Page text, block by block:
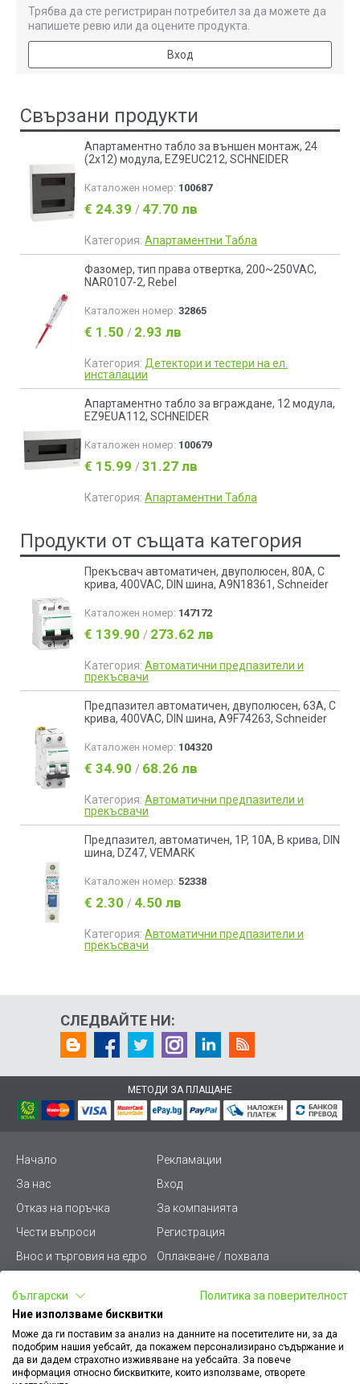
Трябва да сте регистриран потребител за да можете да
напишете ревю или да оцените продукта.
Вход
Свързани продукти
Апартаментно табло за външен монтаж, 24
(2x12) модула, EZ9EUC212, SCHNEIDER
Каталожен номер: 100687
€ 24.39 / 47.70 лв
Категория: Апартаментни Табла
Фазомер, тип права отвертка, 200~250VAC,
NAR0107-2, Rebel
Каталожен номер: 32865
€ 1.50 / 2.93 лв
Категория: Детектори и тестери на ел.
инсталации
Апартаментно табло за вграждане, 12 модула,
EZ9EUA112, SCHNEIDER
Каталожен номер: 100679
€ 15.99 / 31.27 лв
Категория: Апартаментни Табла
Продукти от същата категория
Прекъсвач автоматичен, двуполюсен, 80A, C
крива, 400VAC, DIN шина, A9N18361, Schneider
Каталожен номер: 147172
€ 139.90 / 273.62 лв
Категория: Автоматични предпазители и
прекъсвачи
Предпазител автоматичен, двуполюсен, 63A, C
крива, 400VAC, DIN шина, A9F74263, Schneider
Каталожен номер: 104320
€ 34.90 / 68.26 лв
Категория: Автоматични предпазители и
прекъсвачи
Предпазител, автоматичен, 1P, 10A, B крива, DIN
шина, DZ47, VEMARK
Каталожен номер: 52338
€ 2.30 / 4.50 лв
Категория: Автоматични предпазители и
прекъсвачи
СЛЕДВАЙТЕ НИ:
МЕТОДИ ЗА ПЛАЩАНЕ
Начало
Рекламации
За нас
Вход
Отказ на поръчка
За компанията
Чести въпроси
Регистрация
Внос и търговия на едро
Оплакване / похвала
Условия за ползване
Стани дистрибутор
Карта на сайта
Кариери
Как да намеря документ
Платформа за AРС
български
Политика за поверителност
Ние използваме бисквитки
Може да ги поставим за анализ на данните на посетителите ни, за да
подобрим нашия уебсайт, да покажем персонализирано съдържание и
да ви дадем страхотно изживяване на уебсайта. За повече
информация относно бисквитките, които използваме, отворете